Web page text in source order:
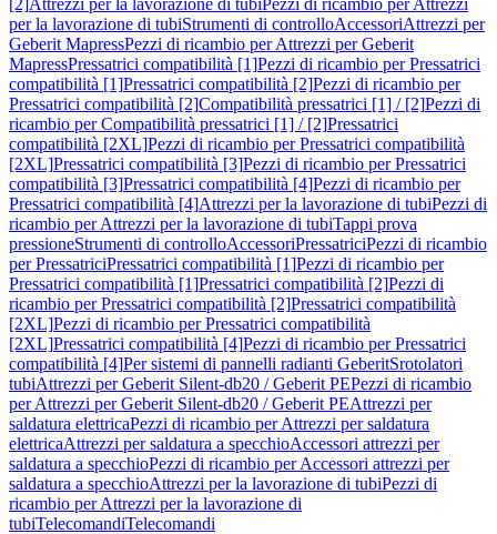
[2]Attrezzi per la lavorazione di tubiPezzi di ricambio per Attrezzi
per la lavorazione di tubiStrumenti di controlloAccessoriAttrezzi per
Geberit MapressPezzi di ricambio per Attrezzi per Geberit
MapressPressatrici compatibilità [1]Pezzi di ricambio per Pressatrici
compatibilità [1]Pressatrici compatibilità [2]Pezzi di ricambio per
Pressatrici compatibilità [2]Compatibilità pressatrici [1] / [2]Pezzi di
ricambio per Compatibilità pressatrici [1] / [2]Pressatrici
compatibilità [2XL]Pezzi di ricambio per Pressatrici compatibilità
[2XL]Pressatrici compatibilità [3]Pezzi di ricambio per Pressatrici
compatibilità [3]Pressatrici compatibilità [4]Pezzi di ricambio per
Pressatrici compatibilità [4]Attrezzi per la lavorazione di tubiPezzi di
ricambio per Attrezzi per la lavorazione di tubiTappi prova
pressioneStrumenti di controlloAccessoriPressatriciPezzi di ricambio
per PressatriciPressatrici compatibilità [1]Pezzi di ricambio per
Pressatrici compatibilità [1]Pressatrici compatibilità [2]Pezzi di
ricambio per Pressatrici compatibilità [2]Pressatrici compatibilità
[2XL]Pezzi di ricambio per Pressatrici compatibilità
[2XL]Pressatrici compatibilità [4]Pezzi di ricambio per Pressatrici
compatibilità [4]Per sistemi di pannelli radianti GeberitSrotolatori
tubiAttrezzi per Geberit Silent-db20 / Geberit PEPezzi di ricambio
per Attrezzi per Geberit Silent-db20 / Geberit PEAttrezzi per
saldatura elettricaPezzi di ricambio per Attrezzi per saldatura
elettricaAttrezzi per saldatura a specchioAccessori attrezzi per
saldatura a specchioPezzi di ricambio per Accessori attrezzi per
saldatura a specchioAttrezzi per la lavorazione di tubiPezzi di
ricambio per Attrezzi per la lavorazione di
tubiTelecomandiTelecomandi